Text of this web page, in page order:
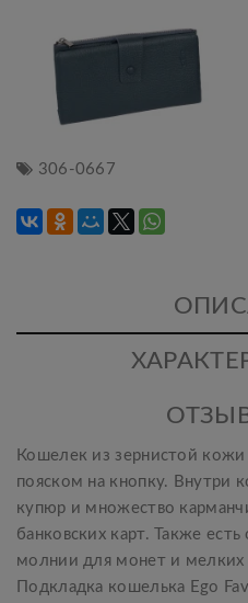
306-0667
Кошелек из зернистой кожи
пояском на кнопку. Внутри
купюр и множество
банковских карт. Также
молнии для монет и мелких
Подкладка кошелька Ego